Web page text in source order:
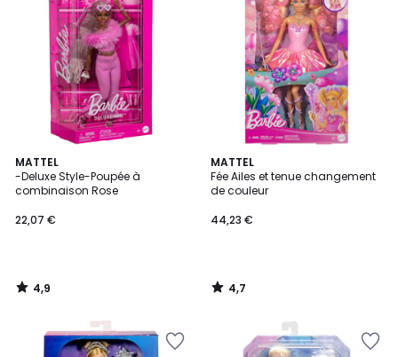
MATTEL
-Deluxe Style-Poupée à
combinaison Rose
22,07 €
4,9
/ 5
4,9
/
MATTEL
Fée Ailes et tenue changement
de couleur
44,23 €
4,7
/ 5
4,7
/